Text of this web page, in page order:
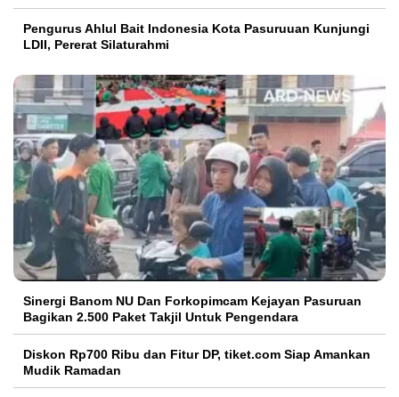
Pengurus Ahlul Bait Indonesia Kota Pasuruuan Kunjungi
LDII, Pererat Silaturahmi
Sinergi Banom NU Dan Forkopimcam Kejayan Pasuruan
Bagikan 2.500 Paket Takjil Untuk Pengendara
Diskon Rp700 Ribu dan Fitur DP, tiket.com Siap Amankan
Mudik Ramadan